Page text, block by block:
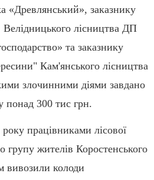
«Древлянський», заказнику
лісництва ДП
та заказнику
Кам'янського лісництва
злочинними діями завдано
понад 300 тис грн.
працівниками лісової
групу жителів Коростенського
вивозили колоди